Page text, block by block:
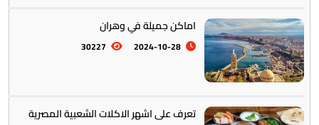
المأكولات العالمية
اماكن جميلة في وهران
2024-10-28
30227
تعرف على اشهر الاكلات الشعبية المصرية